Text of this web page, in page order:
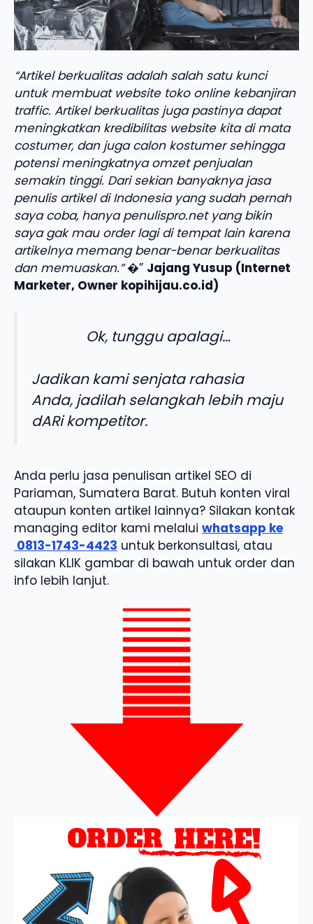
“Artikel berkualitas adalah salah satu kunci
untuk membuat website toko online kebanjiran
traffic. Artikel berkualitas juga pastinya dapat
meningkatkan kredibilitas website kita di mata
costumer, dan juga calon kostumer sehingga
potensi meningkatnya omzet penjualan
semakin tinggi. Dari sekian banyaknya jasa
penulis artikel di Indonesia yang sudah pernah
saya coba, hanya penulispro.net yang bikin
saya gak mau order lagi di tempat lain karena
artikelnya memang benar-benar berkualitas
dan memuaskan.”�” Jajang Yusup (Internet
Marketer, Owner kopihijau.co.id)
Ok, tunggu apalagi…
Jadikan kami senjata rahasia
Anda, jadilah selangkah lebih maju
dARi kompetitor.
Anda perlu jasa penulisan artikel SEO di
Pariaman, Sumatera Barat. Butuh konten viral
ataupun konten artikel lainnya? Silakan kontak
managing editor kami melalui whatsapp ke
0813-1743-4423 untuk berkonsultasi, atau
silakan KLIK gambar di bawah untuk order dan
info lebih lanjut.